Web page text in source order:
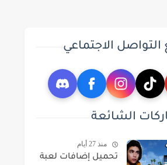
التواصل الاجتماعي
الشائعة
منذ 27 أيام
تحميل إضافات لعبة